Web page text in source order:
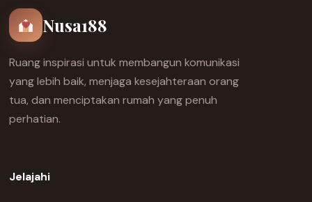
Nusa188
Ruang inspirasi untuk membangun komunikasi
yang lebih baik, menjaga kesejahteraan orang
tua, dan menciptakan rumah yang penuh
perhatian.
Jelajahi